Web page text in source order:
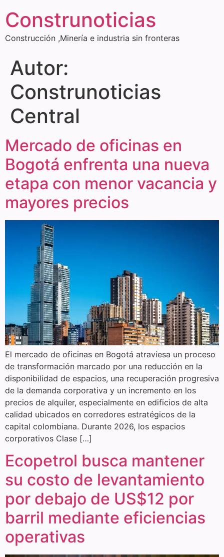
Construnoticias
Construcción ,Minería e industria sin fronteras
Autor:
Construnoticias
Central
Mercado de oficinas en
Bogotá enfrenta una nueva
etapa con menor vacancia y
mayores precios
El mercado de oficinas en Bogotá atraviesa un proceso
de transformación marcado por una reducción en la
disponibilidad de espacios, una recuperación progresiva
de la demanda corporativa y un incremento en los
precios de alquiler, especialmente en edificios de alta
calidad ubicados en corredores estratégicos de la
capital colombiana. Durante 2026, los espacios
corporativos Clase […]
Ecopetrol busca mantener
su costo de levantamiento
por debajo de US$12 por
barril mediante eficiencias
operativas